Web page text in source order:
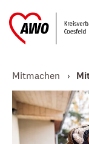
Ortsvereine
Mitmachen